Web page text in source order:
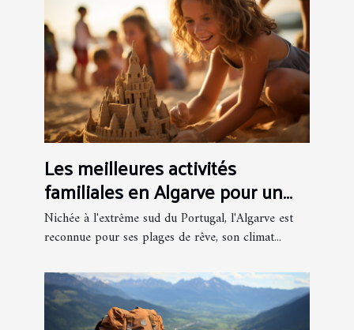
Les meilleures activités
familiales en Algarve pour un
séjour inoubliable
Nichée à l'extrême sud du Portugal, l'Algarve est
reconnue pour ses plages de rêve, son climat...